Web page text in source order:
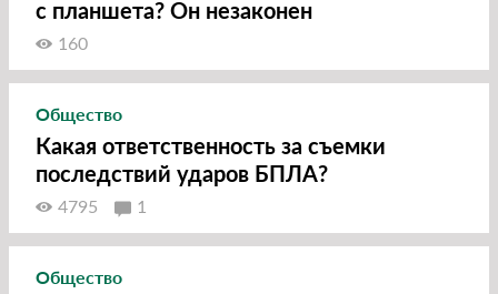
с планшета? Он незаконен
160
Общество
Какая ответственность за съемки
последствий ударов БПЛА?
4795 1
Общество